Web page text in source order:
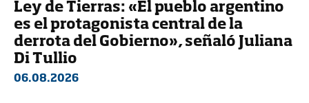
Ley de Tierras: «El pueblo argentino
es el protagonista central de la
derrota del Gobierno», señaló Juliana
Di Tullio
06.08.2026